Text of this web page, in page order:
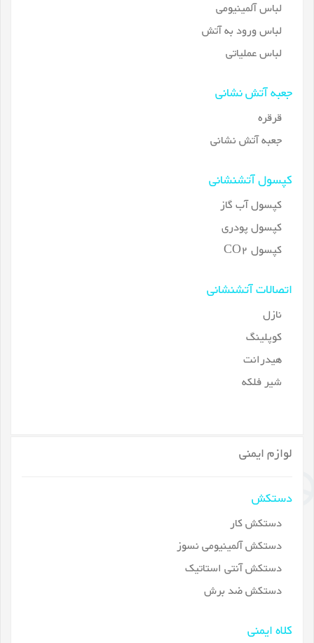
لباس آلمینیومی
لباس ورود به آتش
لباس عملیاتی
جعبه آتش نشانی
قرقره
جعبه آتش نشانی
کپسول آتشنشانی
کپسول آب گاز
کپسول پودری
کپسول CO2
اتصالات آتشنشانی
نازل
کوپلینگ
هیدرانت
شیر فلکه
لوازم ایمنی
دستکش
دستکش کار
دستکش آلمینیومی نسوز
دستکش آنتی استاتیک
دستکش ضد برش
کلاه ایمنی